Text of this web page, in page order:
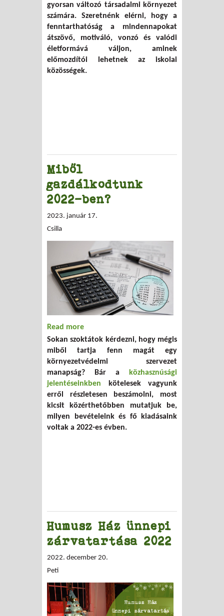
gyorsan változó társadalmi környezet
számára. Szeretnénk elérni, hogy a
fenntarthatóság a mindennapokat
átszövő, motiváló, vonzó és valódi
életformává váljon, aminek
előmozdítói lehetnek az iskolai
közösségek.
Miből
gazdálkodtunk
2022-ben?
2023. január 17.
Csilla
Read more
Sokan szoktátok kérdezni, hogy mégis
miből tartja fenn magát egy
környezetvédelmi szervezet
manapság? Bár a
közhasznúsági
jelentéseinkben kötelesek vagyunk
erről részletesen beszámolni, most
kicsit közérthetőbben mutatjuk be,
milyen bevételeink és fő kiadásaink
voltak a 2022-es évben.
Humusz Ház ünnepi
zárvatartása 2022
2022. december 20.
Peti